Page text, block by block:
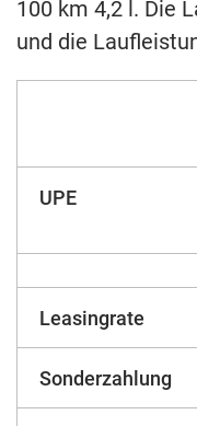
100 km 4,2 l. Die
und die
UPE
Leasingrate
Sonderzahlung